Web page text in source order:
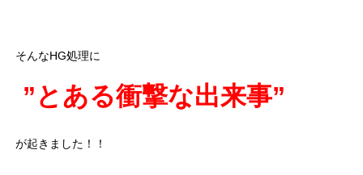
そんなHG処理に
”とある衝撃な出来事”
が起きました！！